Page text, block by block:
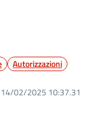
Autorizzazioni
14/02/2025 10:37.31